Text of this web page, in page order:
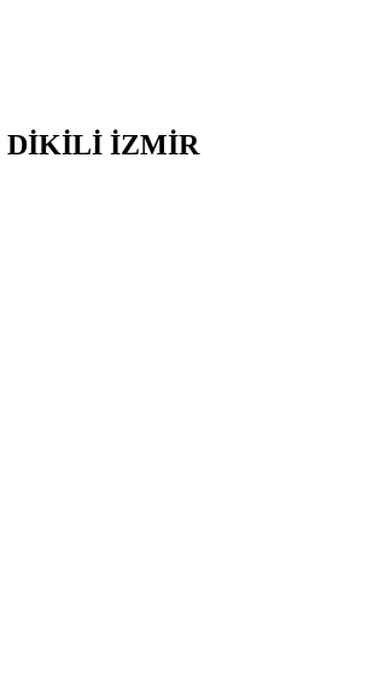
DİKİLİ İZMİR